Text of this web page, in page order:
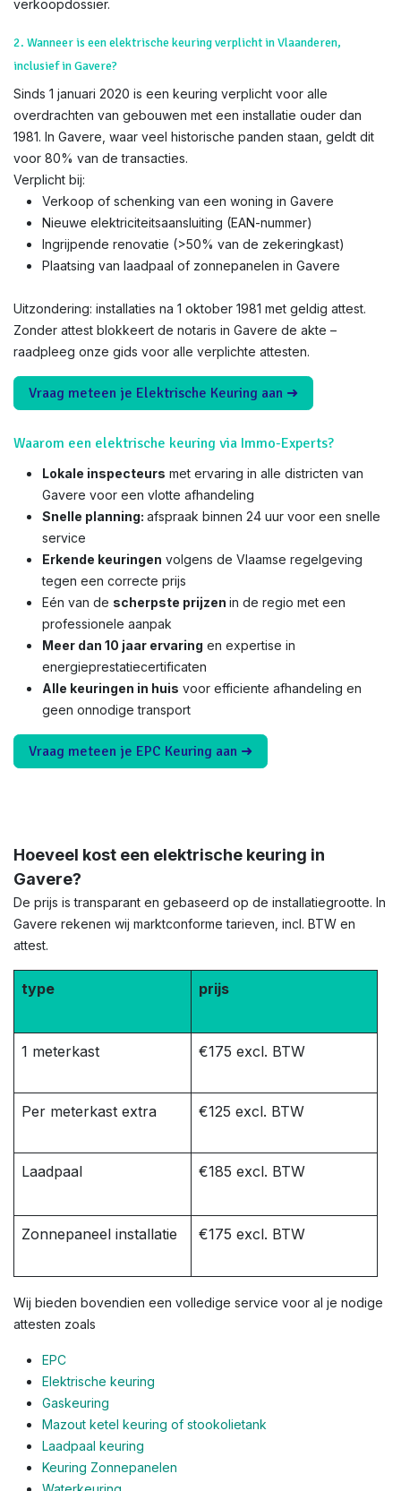
verkoopdossier.
2. Wanneer is een elektrische keuring verplicht in Vlaanderen,
inclusief in Gavere?
Sinds 1 januari 2020 is een keuring verplicht voor alle
overdrachten van gebouwen met een installatie ouder dan
1981. In Gavere, waar veel historische panden staan, geldt dit
voor 80% van de transacties.
Verplicht bij:
Verkoop of schenking van een woning in Gavere
Nieuwe elektriciteitsaansluiting (EAN-nummer)
Ingrijpende renovatie (>50% van de zekeringkast)
Plaatsing van laadpaal of zonnepanelen in Gavere
Uitzondering: installaties na 1 oktober 1981 met geldig attest.
Zonder attest blokkeert de notaris in Gavere de akte –
raadpleeg onze gids voor alle verplichte attesten.
Vraag meteen je Elektrische Keuring aan ➜
Waarom een elektrische keuring via Immo-Experts?
Lokale inspecteurs met ervaring in alle districten van
Gavere voor een vlotte afhandeling
Snelle planning: afspraak binnen 24 uur voor een snelle
service
Erkende keuringen volgens de Vlaamse regelgeving
tegen een correcte prijs
Eén van de scherpste prijzen in de regio met een
professionele aanpak
Meer dan 10 jaar ervaring en expertise in
energieprestatiecertificaten
Alle keuringen in huis voor efficiente afhandeling en
geen onnodige transport
Vraag meteen je EPC Keuring aan ➜
Hoeveel kost een elektrische keuring in
Gavere?
De prijs is transparant en gebaseerd op de installatiegrootte. In
Gavere rekenen wij marktconforme tarieven, incl. BTW en
attest.
type prijs
1 meterkast €175 excl. BTW
Per meterkast extra €125 excl. BTW
Laadpaal €185 excl. BTW
Zonnepaneel installatie €175 excl. BTW
Wij bieden bovendien een volledige service voor al je nodige
attesten zoals
EPC
Elektrische keuring
Gaskeuring
Mazout ketel keuring of stookolietank
Laadpaal keuring
Keuring Zonnepanelen